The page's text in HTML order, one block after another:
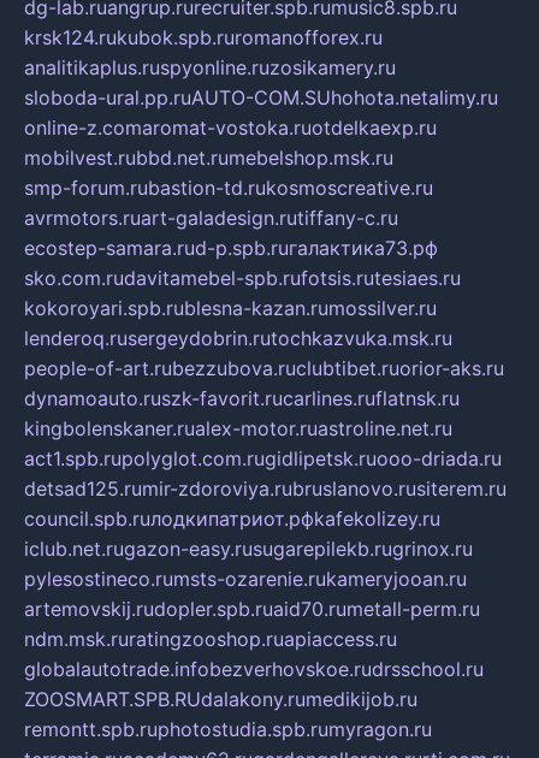
dg-lab.ruangrup.rurecruiter.spb.rumusic8.spb.ru
krsk124.rukubok.spb.ruromanofforex.ru
analitikaplus.ruspyonline.ruzosikamery.ru
sloboda-ural.pp.ruAUTO-COM.SUhohota.netalimy.ru
online-z.comaromat-vostoka.ruotdelkaexp.ru
mobilvest.rubbd.net.rumebelshop.msk.ru
smp-forum.rubastion-td.rukosmoscreative.ru
avrmotors.ruart-galadesign.rutiffany-c.ru
ecostep-samara.rud-p.spb.ruгалактика73.рф
sko.com.rudavitamebel-spb.rufotsis.rutesiaes.ru
kokoroyari.spb.rublesna-kazan.rumossilver.ru
lenderoq.rusergeydobrin.rutochkazvuka.msk.ru
people-of-art.rubezzubova.ruclubtibet.ruorior-aks.ru
dynamoauto.ruszk-favorit.rucarlines.ruflatnsk.ru
kingbolenskaner.rualex-motor.ruastroline.net.ru
act1.spb.rupolyglot.com.rugidlipetsk.ruooo-driada.ru
detsad125.rumir-zdoroviya.rubruslanovo.rusiterem.ru
council.spb.ruлодкипатриот.рфkafekolizey.ru
iclub.net.rugazon-easy.rusugarepilekb.rugrinox.ru
pylesostineco.rumsts-ozarenie.rukameryjooan.ru
artemovskij.rudopler.spb.ruaid70.rumetall-perm.ru
ndm.msk.ruratingzooshop.ruapiaccess.ru
globalautotrade.infobezverhovskoe.rudrsschool.ru
ZOOSMART.SPB.RUdalakony.rumedikijob.ru
remontt.spb.ruphotostudia.spb.rumyragon.ru